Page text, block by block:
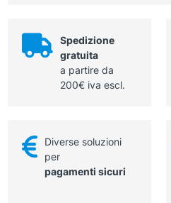
Spedizione
gratuita
a partire da
200€ iva escl.
Diverse soluzioni
per
pagamenti sicuri